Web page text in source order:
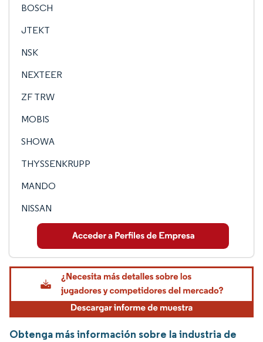
BOSCH
JTEKT
NSK
NEXTEER
ZF TRW
MOBIS
SHOWA
THYSSENKRUPP
MANDO
NISSAN
Obtenga más información sobre la industria de